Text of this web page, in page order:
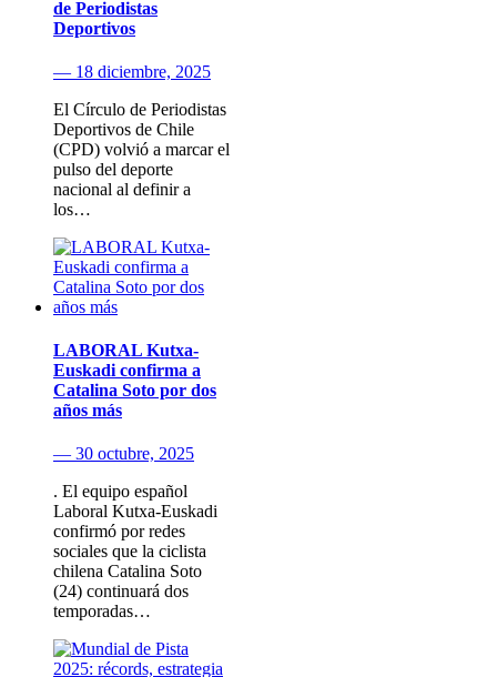
de Periodistas
Deportivos
— 18 diciembre, 2025
El Círculo de Periodistas
Deportivos de Chile
(CPD) volvió a marcar el
pulso del deporte
nacional al definir a
los…
LABORAL Kutxa-
Euskadi confirma a
Catalina Soto por dos
años más
— 30 octubre, 2025
. El equipo español
Laboral Kutxa-Euskadi
confirmó por redes
sociales que la ciclista
chilena Catalina Soto
(24) continuará dos
temporadas…